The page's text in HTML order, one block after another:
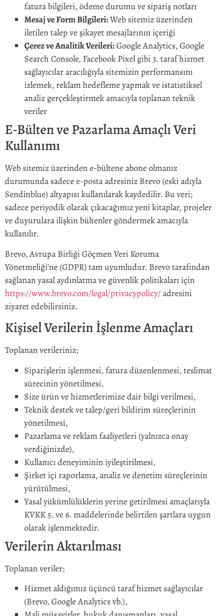
fatura bilgileri, ödeme durumu ve sipariş notları
Mesaj ve Form Bilgileri:Web sitemiz üzerinden
iletilen talep ve şikayet mesajlarının içeriği
Çerez ve Analitik Verileri:Google Analytics, Google
Search Console, Facebook Pixel gibi 3. taraf hizmet
sağlayıcılar aracılığıyla sitemizin performansını
izlemek, reklam hedefleme yapmak ve istatistiksel
analiz gerçekleştirmek amacıyla toplanan teknik
veriler
E-Bülten ve Pazarlama Amaçlı Veri
Kullanımı
Web sitemiz üzerinden e-bültene abone olmanız
durumunda sadece e-posta adresiniz Brevo (eski adıyla
Sendinblue) altyapısı kullanılarak kaydedilir. Bu veri;
sadece periyodik olarak çıkacağımız yeni kitaplar, projeler
ve duyurulara ilişkin bültenler göndermek amacıyla
kullanılır.
Brevo, Avrupa Birliği Göçmen Veri Koruma
Yönetmeliği’ne (GDPR) tam uyumludur. Brevo tarafından
sağlanan yasal aydınlatma ve güvenlik politikaları için
https://www.brevo.com/legal/privacypolicy/adresini
ziyaret edebilirsiniz.
Kişisel Verilerin İşlenme Amaçları
Toplanan verileriniz;
Siparişlerin işlenmesi, fatura düzenlenmesi, teslimat
sürecinin yönetilmesi,
Size ürün ve hizmetlerimize dair bilgi verilmesi,
Teknik destek ve talep/geri bildirim süreçlerinin
yönetilmesi,
Pazarlama ve reklam faaliyetleri (yalnızca onay
verdiğinizde),
Kullanıcı deneyiminin iyileştirilmesi,
Şirket içi raporlama, analiz ve denetim süreçlerinin
yürütülmesi,
Yasal yükümlülüklerin yerine getirilmesi amaçlarıyla
KVKK 5. ve 6. maddelerinde belirtilen şartlara uygun
olarak işlenmektedir.
Verilerin Aktarılması
Toplanan veriler;
Hizmet aldığımız üçüncü taraf hizmet sağlayıcılar
(Brevo, Google Analytics vb.),